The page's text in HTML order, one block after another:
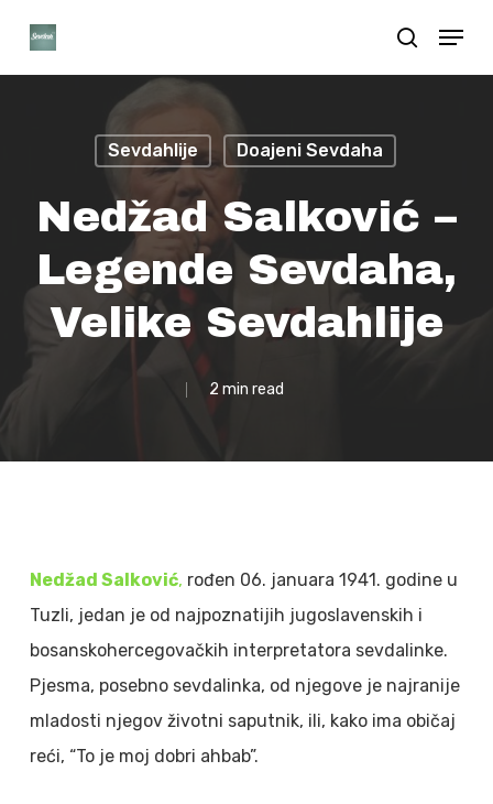
search
Menu
Sevdahlije Doajeni Sevdaha
Nedžad Salković –
Legende Sevdaha,
Velike Sevdahlije
2 min read
Nedžad Salković, rođen 06. januara 1941. godine u
Tuzli, jedan je od najpoznatijih jugoslavenskih i
bosanskohercegovačkih interpretatora sevdalinke.
Pjesma, posebno sevdalinka, od njegove je najranije
mladosti njegov životni saputnik, ili, kako ima običaj
reći, “To je moj dobri ahbab”.
Close